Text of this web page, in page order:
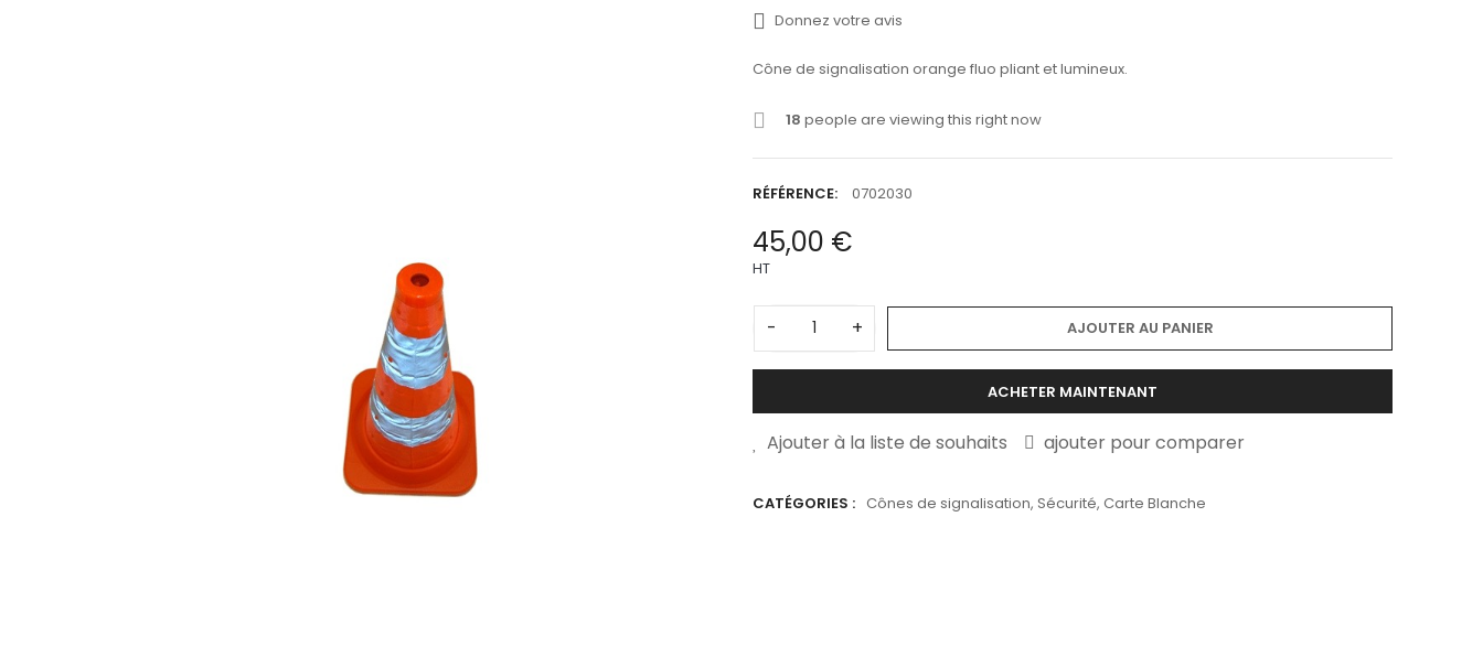
Donnez votre avis
Cône de signalisation orange fluo pliant et lumineux.
18 people are viewing this right now
RÉFÉRENCE: 0702030
45,00 €
HT
- + AJOUTER AU PANIER
ACHETER MAINTENANT
Ajouter à la liste de souhaits ajouter pour comparer
CATÉGORIES : Cônes de signalisation, Sécurité, Carte Blanche